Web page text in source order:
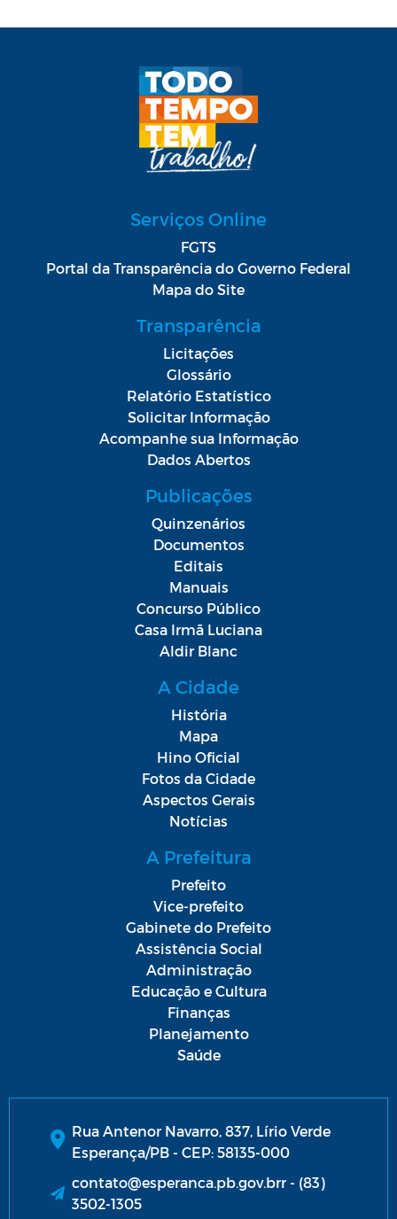
Serviços Online
FGTS
Portal da Transparência do Governo Federal
Mapa do Site
Transparência
Licitações
Glossário
Relatório Estatístico
Solicitar Informação
Acompanhe sua Informação
Dados Abertos
Publicações
Quinzenários
Documentos
Editais
Manuais
Concurso Público
Casa Irmã Luciana
Aldir Blanc
A Cidade
História
Mapa
Hino Oficial
Fotos da Cidade
Aspectos Gerais
Notícias
A Prefeitura
Prefeito
Vice-prefeito
Gabinete do Prefeito
Assistência Social
Administração
Educação e Cultura
Finanças
Planejamento
Saúde
Rua Antenor Navarro, 837, Lírio Verde
Esperança/PB - CEP: 58135-000
contato@esperanca.pb.gov.brr - (83)
3502-1305